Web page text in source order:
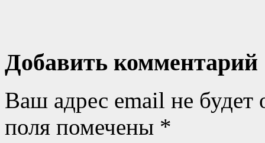
Добавить комментарий
Ваш адрес email не будет
поля помечены *